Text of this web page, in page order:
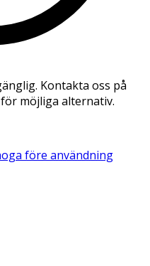
Kontakta oss på
möjliga alternativ.
före användning